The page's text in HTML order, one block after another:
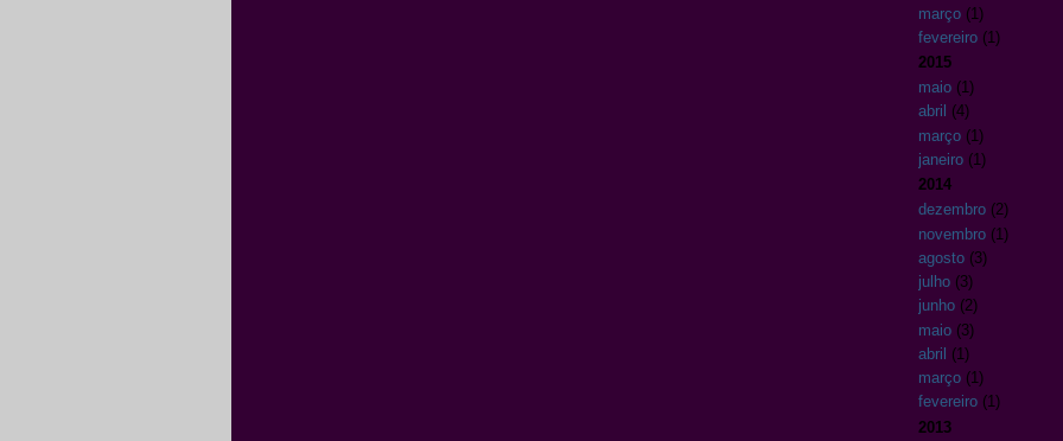
março(1)
fevereiro(1)
2015
maio(1)
abril (4)
março(1)
janeiro(1)
2014
dezembro(2)
novembro(1)
agosto(3)
julho(3)
junho(2)
maio(3)
abril (1)
março(1)
fevereiro(1)
2013